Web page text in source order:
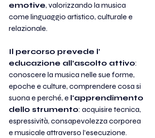
emotive, valorizzando la musica
come linguaggio artistico, culturale e
relazionale.
Il percorso prevede l'
educazione all’ascolto attivo:
conoscere la musica nelle sue forme,
epoche e culture, comprendere cosa si
suona e perché, e l'apprendimento
dello strumento: acquisire tecnica,
espressività, consapevolezza corporea
e musicale attraverso l’esecuzione.